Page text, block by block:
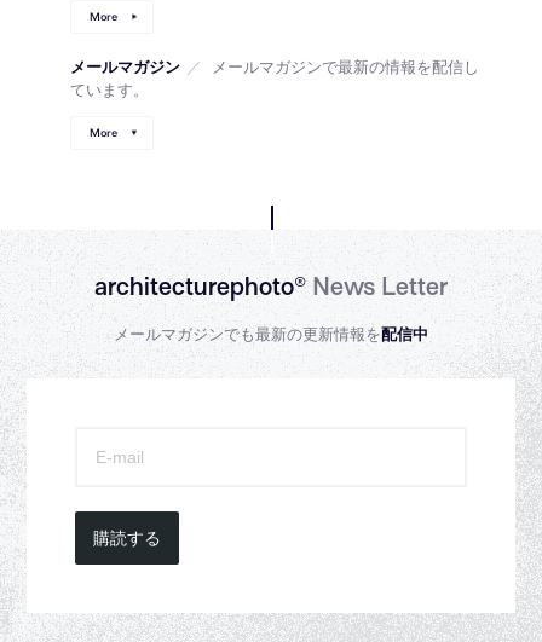
More
メールマガジン ／
メールマガジンで最新の情報を配信し
ています。
More
architecturephoto®News Letter
メールマガジンでも最新の更新情報を配信中
購読する